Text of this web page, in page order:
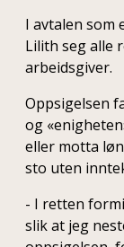
I avtalen som
Lilith seg alle
arbeidsgiver.
Oppsigelsen
og
eller motta
sto uten
- I retten
slik at jeg